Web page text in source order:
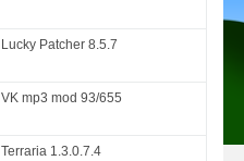
Lucky Patcher 8.5.7
VK mp3 mod 93/655
Terraria 1.3.0.7.4